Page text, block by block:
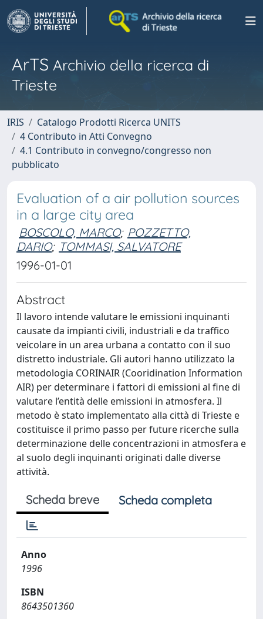
ArTS Archivio della ricerca di
Trieste
IRIS
Catalogo Prodotti Ricerca UNITS
4 Contributo in Atti Convegno
4.1 Contributo in convegno/congresso non
pubblicato
Evaluation of a air pollution sources
in a large city area
BOSCOLO, MARCO; POZZETTO,
DARIO; TOMMASI, SALVATORE
1996-01-01
Abstract
Il lavoro intende valutare le emissioni inquinanti
causate da impianti civili, industriali e da traffico
veicolare in un area urbana a contatto con il suo
distretto industriale. Gli autori hanno utilizzato la
metodologia CORINAIR (Cooridination Information
AIR) per determinare i fattori di emissioni al fine di
valutare l’entità delle emissioni in atmosfera. Il
metodo è stato implementato alla città di Trieste e
costituisce il primo passo per future ricerche sulla
determinazione delle concentrazioni in atmosfera e
al suolo degli inquinanti originati dalle diverse
attività.
Scheda breve Scheda completa
Anno
1996
ISBN
8643501360